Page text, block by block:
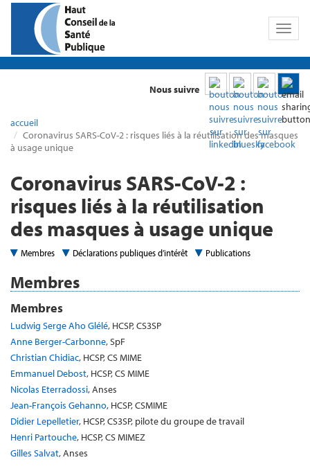
Toggle
Nous suivre
accueil
Coronavirus SARS-CoV-2 : risques liés à la réutilisation des masques
à usage unique
Coronavirus SARS-CoV-2 :
risques liés à la réutilisation
des masques à usage unique
Membres Déclarations publiques d’intérêt Publications
Membres
Membres
Ludwig Serge Aho Glélé, HCSP, CS3SP
Anne Berger-Carbonne, SpF
Christian Chidiac, HCSP, CS MIME
Emmanuel Debost, HCSP, CS MIME
Nicolas Eterradossi, Anses
Jean-François Gehanno, HCSP, CSMIME
Didier Lepelletier, HCSP, CS3SP, pilote du groupe de travail
Henri Partouche, HCSP, CS MIMEZ
Gilles Salvat, Anses